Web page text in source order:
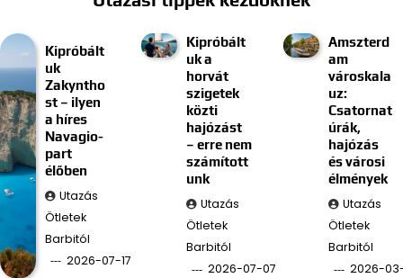
Kipróbált
uk
Zakyntho
st – ilyen
a híres
Navagio-
part
élőben
Utazás
Ötletek
Barbitól
2026-07-17
Kipróbált
uk a
horvát
szigetek
közti
hajózást
– erre nem
számított
unk
Utazás
Ötletek
Barbitól
2026-07-07
Amszterd
am
városkala
uz:
Csatornat
úrák,
hajózás
és városi
élmények
Utazás
Ötletek
Barbitól
2026-